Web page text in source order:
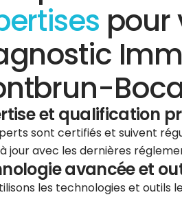
pour
et qualification
sont certifiés et suivent
jour avec les dernières
avancée et
les technologies et outils